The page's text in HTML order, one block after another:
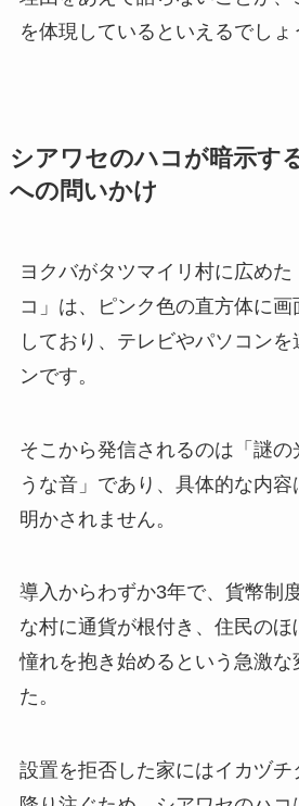
を体現しているといえるでしょ
シアワセのハコが暗示す
への問いかけ
ヨクバがタツマイリ村に広め
コ」は、ピンク色の直方体に
しており、テレビやパソコン
ンです。
そこから発信されるのは「謎の
うな音」であり、具体的な内
明かされません。
導入からわずか3年で、貨幣制
な村に通貨が根付き、住民の
憧れを抱き始めるという急激な
た。
設置を拒否した家にはイカヅ